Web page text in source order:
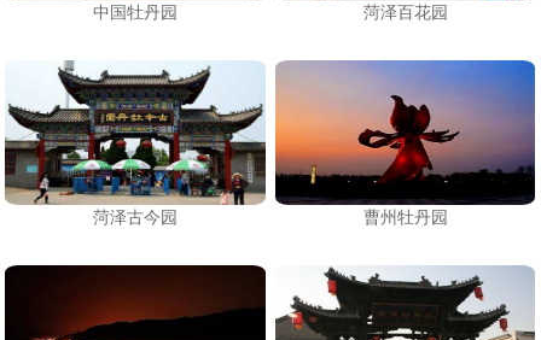
中国牡丹园 菏泽百花园
菏泽古今园 曹州牡丹园